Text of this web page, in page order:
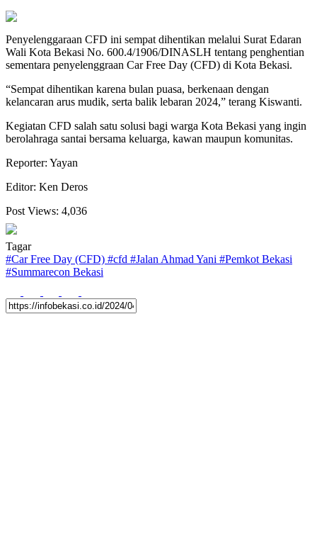
Penyelenggaraan CFD ini sempat dihentikan melalui Surat Edaran
Wali Kota Bekasi No. 600.4/1906/DINASLH tentang penghentian
sementara penyelenggraan Car Free Day (CFD) di Kota Bekasi.
“Sempat dihentikan karena bulan puasa, berkenaan dengan
kelancaran arus mudik, serta balik lebaran 2024,” terang Kiswanti.
Kegiatan CFD salah satu solusi bagi warga Kota Bekasi yang ingin
berolahraga santai bersama keluarga, kawan maupun komunitas.
Reporter: Yayan
Editor: Ken Deros
Post Views: 4,036
Tagar
#Car Free Day (CFD) #cfd #Jalan Ahmad Yani #Pemkot Bekasi
#Summarecon Bekasi